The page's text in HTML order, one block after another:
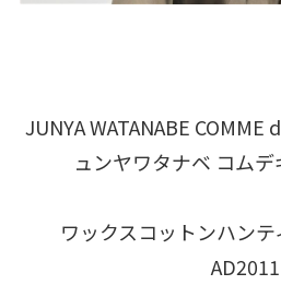
JUNYA WATANABE COMME
ュンヤワタナベ コム
ワックスコットンハン
AD2011